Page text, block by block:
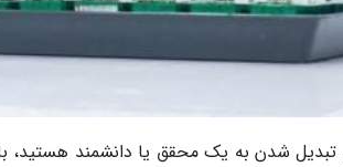
شدن به یک محقق یا دانشمند هستید،